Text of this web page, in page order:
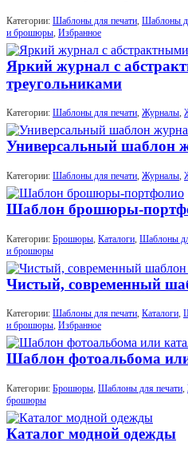
Категории: Шаблоны для печати Шаблоны
и брошюры Избранное
Яркий журнал с
треугольниками
Категории: Шаблоны для печати, Журналы,
Универсальный шаблон
Категории: Шаблоны для печати, Журналы,
Шаблон брошюры-
Категории: Брошюры Каталоги Шаблоны
и брошюры
Чистый, современный
Категории: Шаблоны для печати, Каталоги,
и брошюры, Избранное
Шаблон фотоальбома
Категории: Брошюры, Шаблоны для печати,
брошюры
Каталог модной одежды